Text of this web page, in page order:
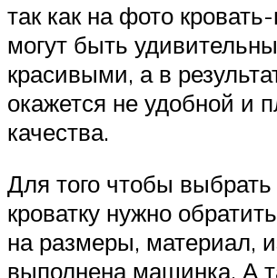
так как на фото
могут быть
красивыми, а в
окажется не удобной и
качества.
Для того чтобы
кроватку нужно
на размеры, материал,
выполнена машинка. А